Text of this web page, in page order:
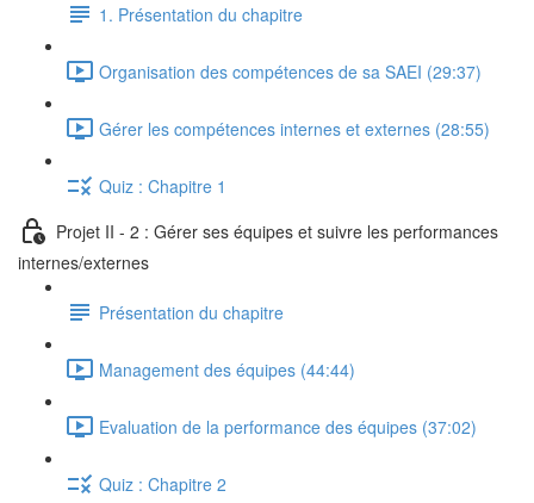
1. Présentation du chapitre
Organisation des compétences de sa SAEI (29:37)
Gérer les compétences internes et externes (28:55)
Quiz : Chapitre 1
Projet II - 2 : Gérer ses équipes et suivre les performances
internes/externes
Présentation du chapitre
Management des équipes (44:44)
Evaluation de la performance des équipes (37:02)
Quiz : Chapitre 2